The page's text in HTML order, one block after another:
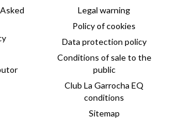
Legal warning
Policy of cookies
Data protection policy
Conditions of sale to the
public
Club La Garrocha EQ
conditions
Sitemap